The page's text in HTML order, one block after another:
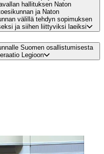
hallituksen Naton
ja Naton
välillä tehdyn sopimuksen
ja siihen liittyviksi laeiksi
Suomen osallistumisesta
Legioon